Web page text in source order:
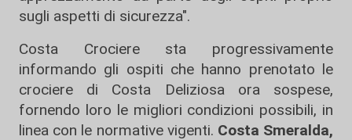
sugli aspetti di sicurezza".
Costa Crociere sta progressivamente
informando gli ospiti che hanno prenotato le
crociere di Costa Deliziosa ora sospese,
fornendo loro le migliori condizioni possibili, in
linea con le normative vigenti. Costa Smeralda,